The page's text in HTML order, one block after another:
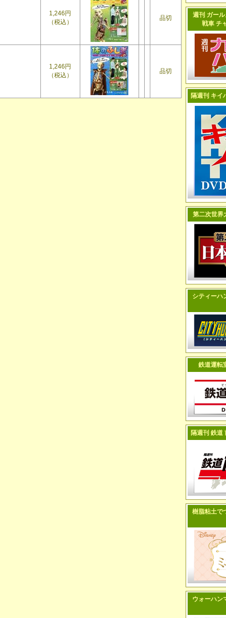
1,246円
（税込）
品切
1,246円
（税込）
品切
週刊 ガー
戦車 チ
隔週刊 キイ
第二次世
シティーハ
鉄道運転
隔週刊 鉄道
樹脂粘土で
ウォーハン